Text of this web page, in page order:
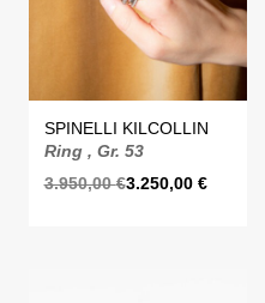
SPINELLI KILCOLLIN
Ring , Gr. 53
3.950,00€3.250,00 €